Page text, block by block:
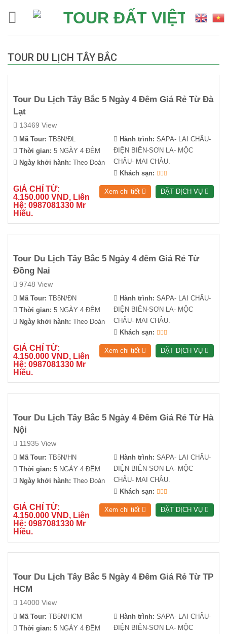
TOUR DU LỊCH TÂY BẮC
Tour Du Lịch Tây Bắc 5 Ngày 4 Đêm Giá Rẻ Từ Đà
Lạt
13469 View
Mã Tour: TB5N/ĐL
Thời gian: 5 NGÀY 4 ĐÊM
Ngày khởi hành: Theo Đoàn
Hành trình: SAPA- LAI CHÂU-
ĐIỆN BIÊN-SƠN LA- MỘC
CHÂU- MAI CHÂU.
Khách sạn:
GIÁ CHỈ TỪ:
4.150.000 VND, Liên
Hệ: 0987081330 Mr
Hiếu.
Xem chi tiết ĐẶT DỊCH VỤ
Tour Du Lịch Tây Bắc 5 Ngày 4 đêm Giá Rẻ Từ
Đồng Nai
9748 View
Mã Tour: TB5N/ĐN
Thời gian: 5 NGÀY 4 ĐÊM
Ngày khởi hành: Theo Đoàn
Hành trình: SAPA- LAI CHÂU-
ĐIỆN BIÊN-SƠN LA- MỘC
CHÂU- MAI CHÂU.
Khách sạn:
GIÁ CHỈ TỪ:
4.150.000 VND, Liên
Hệ: 0987081330 Mr
Hiếu.
Xem chi tiết ĐẶT DỊCH VỤ
Tour Du Lịch Tây Bắc 5 Ngày 4 Đêm Giá Rẻ Từ Hà
Nội
11935 View
Mã Tour: TB5N/HN
Thời gian: 5 NGÀY 4 ĐÊM
Ngày khởi hành: Theo Đoàn
Hành trình: SAPA- LAI CHÂU-
ĐIỆN BIÊN-SƠN LA- MỘC
CHÂU- MAI CHÂU.
Khách sạn:
GIÁ CHỈ TỪ:
4.150.000 VND, Liên
Hệ: 0987081330 Mr
Hiếu.
Xem chi tiết ĐẶT DỊCH VỤ
Tour Du Lịch Tây Bắc 5 Ngày 4 Đêm Giá Rẻ Từ TP
HCM
14000 View
Mã Tour: TB5N/HCM
Thời gian: 5 NGÀY 4 ĐÊM
Hành trình: SAPA- LAI CHÂU-
ĐIỆN BIÊN-SƠN LA- MỘC